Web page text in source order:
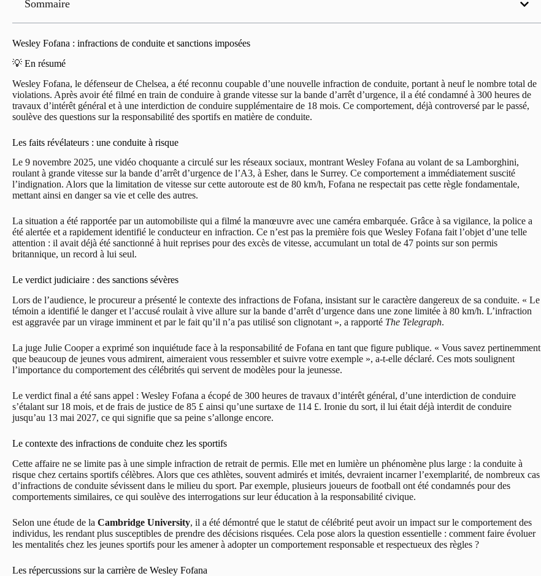
Sommaire
Wesley Fofana : infractions de conduite et sanctions imposées
💡 En résumé
Wesley Fofana, le défenseur de Chelsea, a été reconnu coupable d’une nouvelle infraction de conduite, portant à neuf le nombre total de
violations. Après avoir été filmé en train de conduire à grande vitesse sur la bande d’arrêt d’urgence, il a été condamné à 300 heures de
travaux d’intérêt général et à une interdiction de conduire supplémentaire de 18 mois. Ce comportement, déjà controversé par le passé,
soulève des questions sur la responsabilité des sportifs en matière de conduite.
Les faits révélateurs : une conduite à risque
Le 9 novembre 2025, une vidéo choquante a circulé sur les réseaux sociaux, montrant Wesley Fofana au volant de sa Lamborghini,
roulant à grande vitesse sur la bande d’arrêt d’urgence de l’A3, à Esher, dans le Surrey. Ce comportement a immédiatement suscité
l’indignation. Alors que la limitation de vitesse sur cette autoroute est de 80 km/h, Fofana ne respectait pas cette règle fondamentale,
mettant ainsi en danger sa vie et celle des autres.
La situation a été rapportée par un automobiliste qui a filmé la manœuvre avec une caméra embarquée. Grâce à sa vigilance, la police a
été alertée et a rapidement identifié le conducteur en infraction. Ce n’est pas la première fois que Wesley Fofana fait l’objet d’une telle
attention : il avait déjà été sanctionné à huit reprises pour des excès de vitesse, accumulant un total de 47 points sur son permis
britannique, un record à lui seul.
Le verdict judiciaire : des sanctions sévères
Lors de l’audience, le procureur a présenté le contexte des infractions de Fofana, insistant sur le caractère dangereux de sa conduite. « Le
témoin a identifié le danger et l’accusé roulait à vive allure sur la bande d’arrêt d’urgence dans une zone limitée à 80 km/h. L’infraction
est aggravée par un virage imminent et par le fait qu’il n’a pas utilisé son clignotant », a rapporté The Telegraph.
La juge Julie Cooper a exprimé son inquiétude face à la responsabilité de Fofana en tant que figure publique. « Vous savez pertinemment
que beaucoup de jeunes vous admirent, aimeraient vous ressembler et suivre votre exemple », a-t-elle déclaré. Ces mots soulignent
l’importance du comportement des célébrités qui servent de modèles pour la jeunesse.
Le verdict final a été sans appel : Wesley Fofana a écopé de 300 heures de travaux d’intérêt général, d’une interdiction de conduire
s’étalant sur 18 mois, et de frais de justice de 85 £ ainsi qu’une surtaxe de 114 £. Ironie du sort, il lui était déjà interdit de conduire
jusqu’au 13 mai 2027, ce qui signifie que sa peine s’allonge encore.
Le contexte des infractions de conduite chez les sportifs
Cette affaire ne se limite pas à une simple infraction de retrait de permis. Elle met en lumière un phénomène plus large : la conduite à
risque chez certains sportifs célèbres. Alors que ces athlètes, souvent admirés et imités, devraient incarner l’exemplarité, de nombreux cas
d’infractions de conduite sévissent dans le milieu du sport. Par exemple, plusieurs joueurs de football ont été condamnés pour des
comportements similaires, ce qui soulève des interrogations sur leur éducation à la responsabilité civique.
Selon une étude de la Cambridge University, il a été démontré que le statut de célébrité peut avoir un impact sur le comportement des
individus, les rendant plus susceptibles de prendre des décisions risquées. Cela pose alors la question essentielle : comment faire évoluer
les mentalités chez les jeunes sportifs pour les amener à adopter un comportement responsable et respectueux des règles ?
Les répercussions sur la carrière de Wesley Fofana